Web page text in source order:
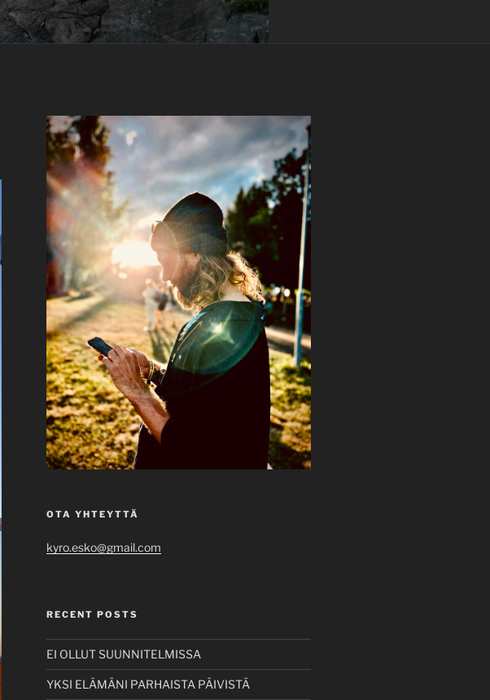
OTA YHTEYTTÄ
kyro.esko@gmail.com
RECENT POSTS
EI OLLUT SUUNNITELMISSA
YKSI ELÄMÄNI PARHAISTA PÄIVISTÄ